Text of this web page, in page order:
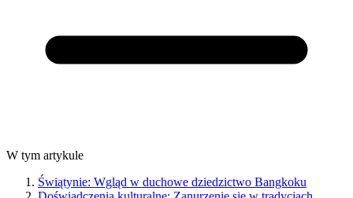
W tym artykule
Świątynie: Wgląd w duchowe dziedzictwo Bangkoku